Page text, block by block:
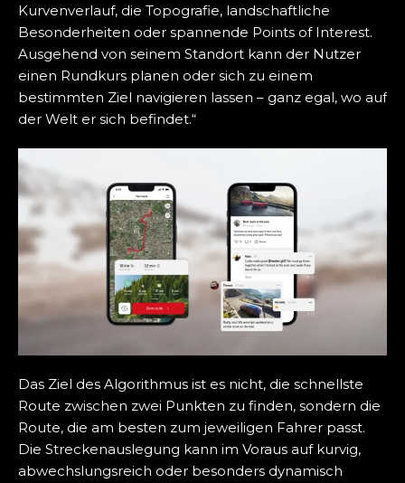
Kurvenverlauf, die Topografie, landschaftliche
Besonderheiten oder spannende Points of Interest.
Ausgehend von seinem Standort kann der Nutzer
einen Rundkurs planen oder sich zu einem
bestimmten Ziel navigieren lassen – ganz egal, wo auf
der Welt er sich befindet.“
Das Ziel des Algorithmus ist es nicht, die schnellste
Route zwischen zwei Punkten zu finden, sondern die
Route, die am besten zum jeweiligen Fahrer passt.
Die Streckenauslegung kann im Voraus auf kurvig,
abwechslungsreich oder besonders dynamisch